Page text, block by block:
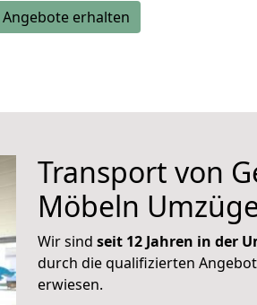
erhalten
Transport von
Möbeln
Wir sind seit 12 Jahren in der
durch die qualifizierten
erwiesen.